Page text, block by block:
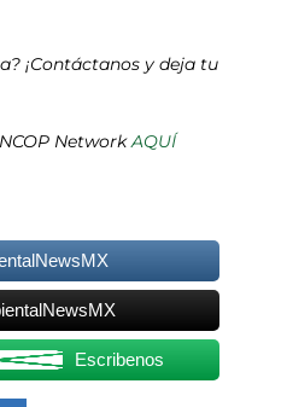
¡Contáctanos y deja tu
NetworkAQUÍ
Escribenos